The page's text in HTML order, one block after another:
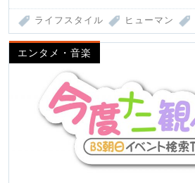
ライフスタイル ヒューマン
エンタメ・音楽